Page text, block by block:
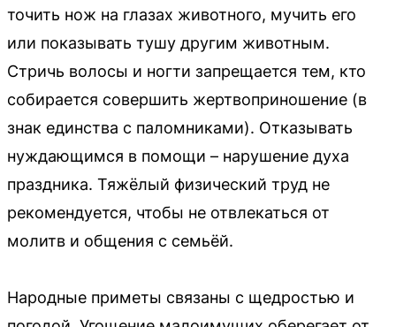
точить нож на глазах животного, мучить его
или показывать тушу другим животным.
Стричь волосы и ногти запрещается тем, кто
собирается совершить жертвоприношение (в
знак единства с паломниками). Отказывать
нуждающимся в помощи – нарушение духа
праздника. Тяжёлый физический труд не
рекомендуется, чтобы не отвлекаться от
молитв и общения с семьёй.
Народные приметы связаны с щедростью и